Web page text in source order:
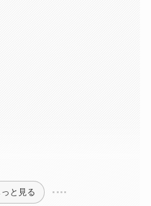
っと見る